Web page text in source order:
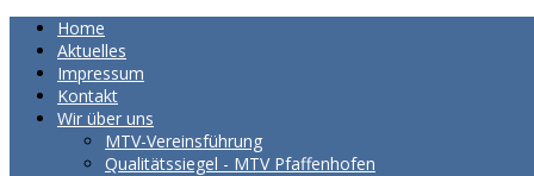
Home
Aktuelles
Impressum
Kontakt
Wir über uns
MTV-Vereinsführung
Qualitätssiegel - MTV Pfaffenhofen